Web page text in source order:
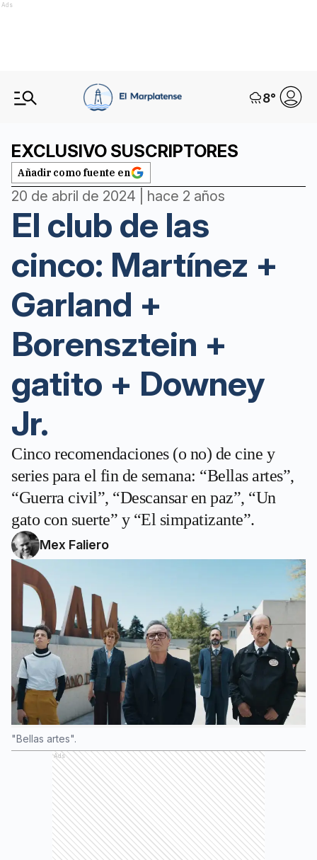
Ads
8°
EXCLUSIVO SUSCRIPTORES
Añadir como fuente en
20 de abril de 2024 | hace 2 años
El club de las
cinco: Martínez +
Garland +
Borensztein +
gatito + Downey
Jr.
Cinco recomendaciones (o no) de cine y
series para el fin de semana: “Bellas artes”,
“Guerra civil”, “Descansar en paz”, “Un
gato con suerte” y “El simpatizante”.
Mex Faliero
"Bellas artes".
Ads